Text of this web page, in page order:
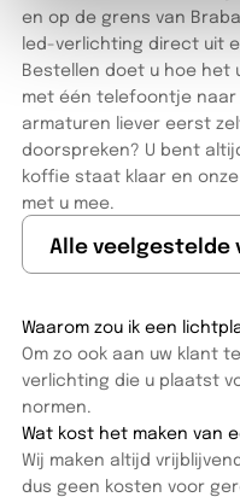
en op de grens van
led-verlichting direct uit
Bestellen doet u hoe het
met één telefoontje naar
armaturen liever eerst
doorspreken? U bent
koffie staat klaar en
met u mee.
Alle veelgestelde
Waarom zou ik een
Om zo ook aan uw klant
verlichting die u plaatst
normen.
Wat kost het maken van
Wij maken altijd
dus geen kosten voor